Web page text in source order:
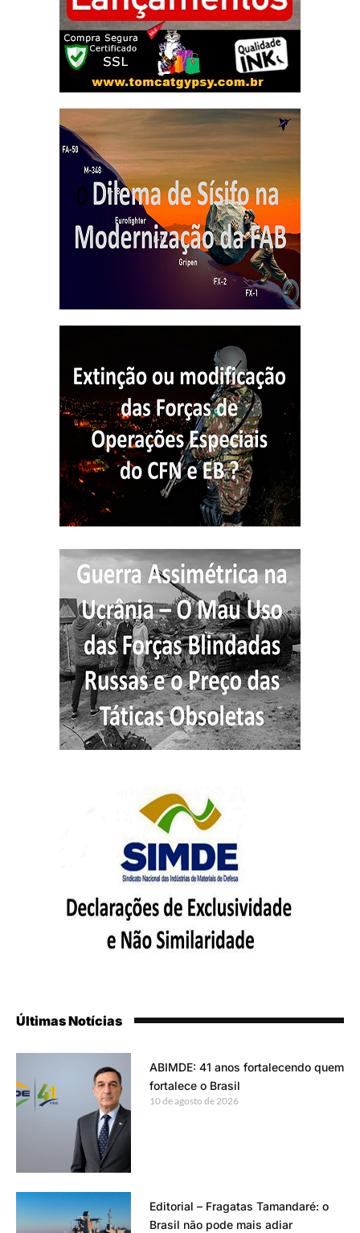
Últimas Notícias
ABIMDE: 41 anos fortalecendo quem
fortalece o Brasil
10 de agosto de 2026
Editorial – Fragatas Tamandaré: o
Brasil não pode mais adiar